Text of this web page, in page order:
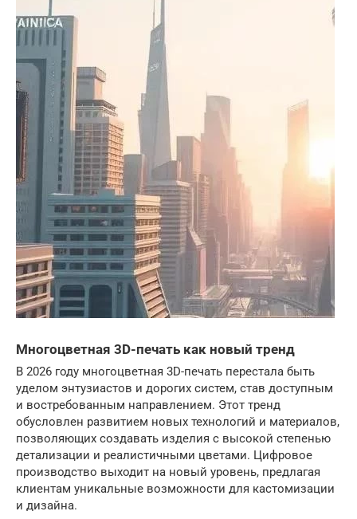
Многоцветная 3D-печать как новый тренд
В 2026 году многоцветная 3D-печать перестала быть
уделом энтузиастов и дорогих систем, став доступным
и востребованным направлением. Этот тренд
обусловлен развитием новых технологий и материалов,
позволяющих создавать изделия с высокой степенью
детализации и реалистичными цветами. Цифровое
производство выходит на новый уровень, предлагая
клиентам уникальные возможности для кастомизации
и дизайна.